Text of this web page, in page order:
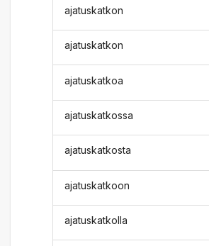
ajatuskatkon
ajatuskatkon
ajatuskatkoa
ajatuskatkossa
ajatuskatkosta
ajatuskatkoon
ajatuskatkolla